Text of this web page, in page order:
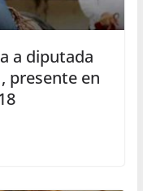
a diputada
presente en